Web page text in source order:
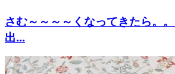
さむ～～～～くなってきたら。
出...